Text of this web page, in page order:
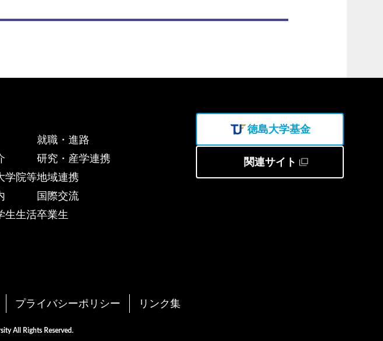
学院等
生生活
就職・進路
研究・産学連携
地域連携
国際交流
卒業生
徳島大学基金
関連サイト
プライバシーポリシー リンク集
All Rights Reserved.